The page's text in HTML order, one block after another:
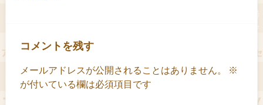
コメントを残す
メールアドレスが公開されることはありません。
※
が付いている欄は必須項目です